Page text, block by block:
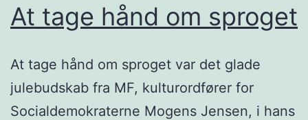
At tage hånd om sproget
At tage hånd om sproget var det glade
julebudskab fra MF, kulturordfører for
Socialdemokraterne Mogens Jensen, i hans